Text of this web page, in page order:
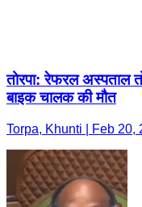
तोरपा: रेफरल अस्पताल
बाइक चालक की मौत
Torpa, Khunti | Feb 20,